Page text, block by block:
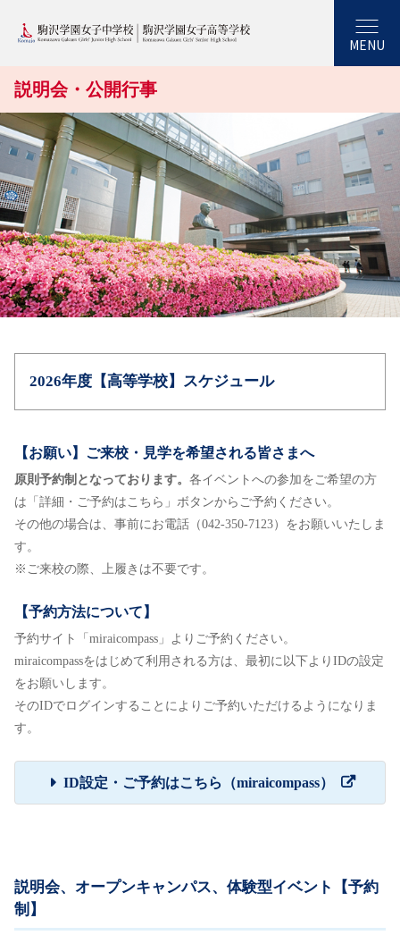
MENU
説明会・公開行事
2026年度【高等学校】スケジュール
【お願い】ご来校・見学を希望される皆さまへ
原則予約制となっております。 各イベントへの参加をご希望の方
は「詳細・ご予約はこちら」ボタンからご予約ください。
その他の場合は、事前にお電話（042-350-7123）をお願いいたしま
す。
※ご来校の際、上履きは不要です。
【予約方法について】
予約サイト「miraicompass」よりご予約ください。
miraicompassをはじめて利用される方は、最初に以下よりIDの設定
をお願いします。
そのIDでログインすることによりご予約いただけるようになりま
す。
ID設定・ご予約はこちら（miraicompass）
説明会、オープンキャンパス、体験型イベント【予約
制】